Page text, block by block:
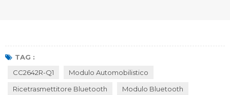
TAG :
CC2642R-Q1
Modulo Automobilistico
Ricetrasmettitore Bluetooth
Modulo Bluetooth